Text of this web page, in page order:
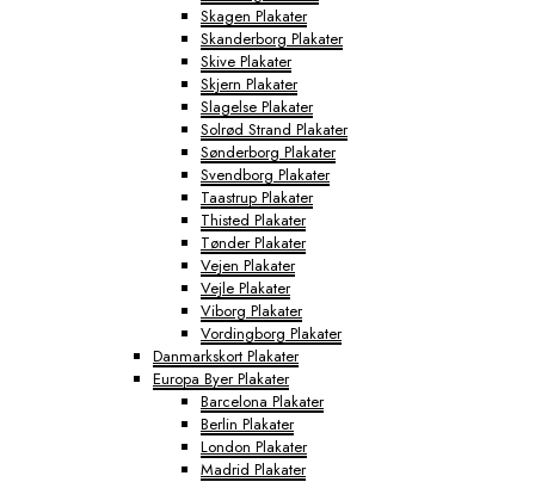
Skagen Plakater
Skanderborg Plakater
Skive Plakater
Skjern Plakater
Slagelse Plakater
Solrød Strand Plakater
Sønderborg Plakater
Svendborg Plakater
Taastrup Plakater
Thisted Plakater
Tønder Plakater
Vejen Plakater
Vejle Plakater
Viborg Plakater
Vordingborg Plakater
Danmarkskort Plakater
Europa Byer Plakater
Barcelona Plakater
Berlin Plakater
London Plakater
Madrid Plakater